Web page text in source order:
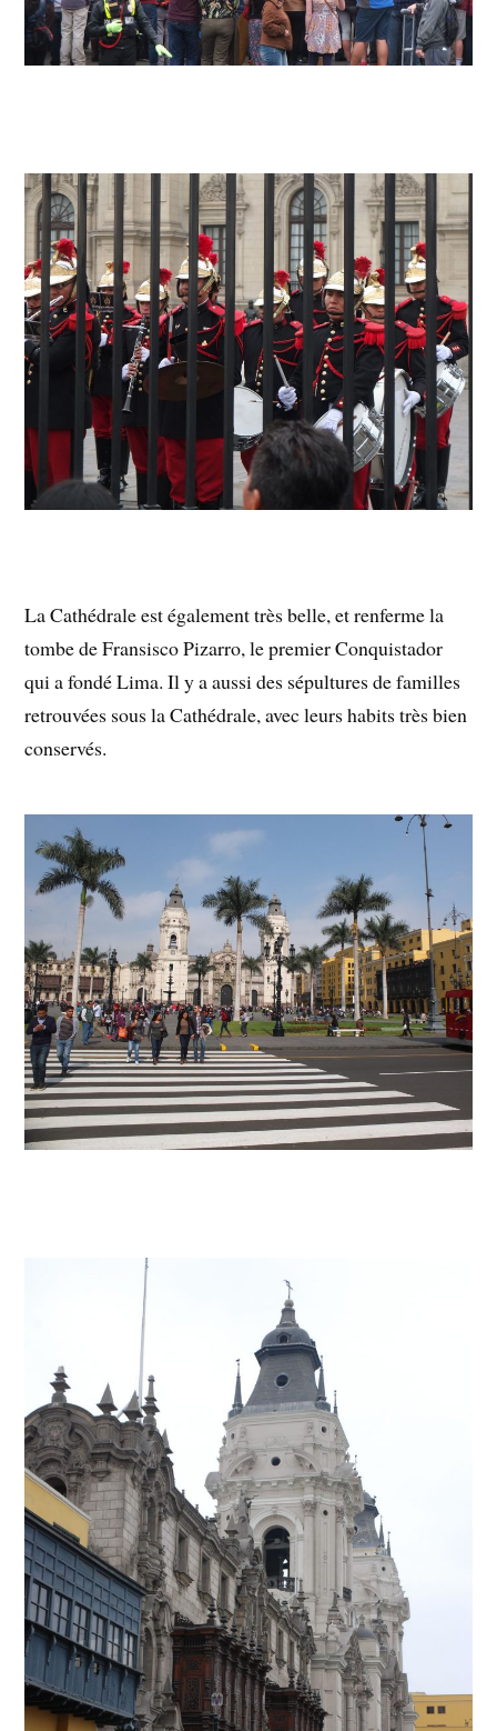
La Cathédrale est également très belle, et renferme la
tombe de Fransisco Pizarro, le premier Conquistador
qui a fondé Lima. Il y a aussi des sépultures de familles
retrouvées sous la Cathédrale, avec leurs habits très bien
conservés.